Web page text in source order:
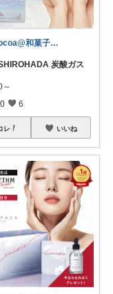
cocoa@和菓子大好き
炭酸ガス
～
0 6
レ いいね